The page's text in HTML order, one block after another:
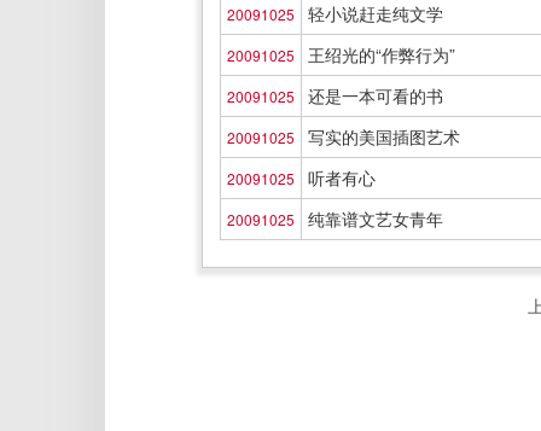
20091025 轻小说赶走纯文学
20091025 王绍光的“作弊行为”
20091025 还是一本可看的书
20091025 写实的美国插图艺术
20091025 听者有心
20091025 纯靠谱文艺女青年